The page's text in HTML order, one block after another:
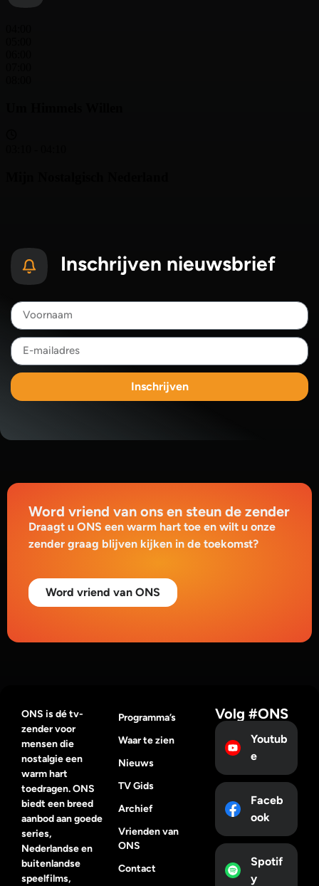
Inschrijven nieuwsbrief
Inschrijven
Word vriend van ons en steun de zender
Draagt u ONS een warm hart toe en wilt u onze
zender graag blijven kijken in de toekomst?
Word vriend van ONS
ONS is dé tv-
zender voor
mensen die
nostalgie een
warm hart
toedragen. ONS
biedt een breed
aanbod aan goede
series,
Nederlandse en
buitenlandse
speelfilms,
Programma’s
Waar te zien
Nieuws
TV Gids
Archief
Vrienden van
ONS
Contact
Volg #ONS
Youtub
e
Faceb
ook
Spotif
y